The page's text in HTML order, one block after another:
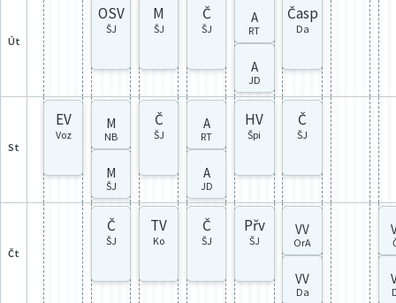
út
OSV
ŠJ
M
ŠJ
Č
ŠJ
A
RT
A
JD
Časp
Da
st
EV
Voz
M
NB
M
ŠJ
Č
ŠJ
A
RT
A
JD
HV
Špi
Č
ŠJ
čt
Č
ŠJ
TV
Ko
Č
ŠJ
Přv
ŠJ
VV
OrA
VV
Da